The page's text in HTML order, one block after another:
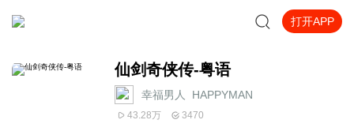
打开APP
仙剑奇侠传-粤语
幸福男人_HAPPYMAN
43.28万 3470